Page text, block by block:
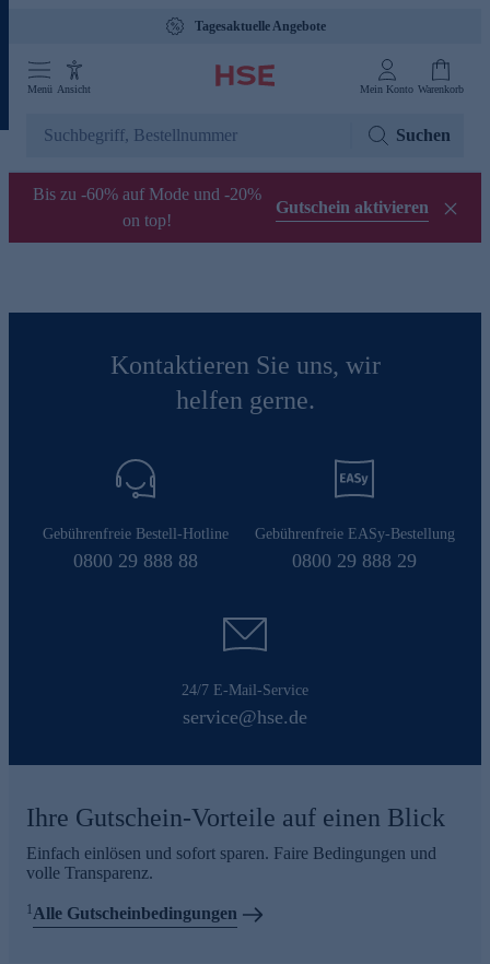
Tagesaktuelle Angebote
Menü Ansicht Mein Konto Warenkorb
Suchen
Bis zu -60% auf Mode und -20%
on top!
Gutschein aktivieren
Kontaktieren Sie uns, wir
helfen gerne.
Gebührenfreie Bestell-Hotline
0800 29 888 88
Gebührenfreie EASy-Bestellung
0800 29 888 29
24/7 E-Mail-Service
service@hse.de
Ihre Gutschein-Vorteile auf einen Blick
Einfach einlösen und sofort sparen. Faire Bedingungen und
volle Transparenz.
1Alle Gutscheinbedingungen